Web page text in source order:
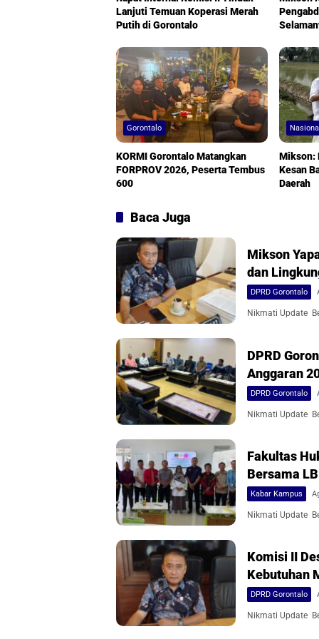
Lanjuti Temuan Koperasi Merah
Putih di Gorontalo
Gorontalo
KORMI Gorontalo Matangkan
FORPROV 2026, Peserta Tembus
600
Nasional
Mikson:
Kesan
Daerah
Baca Juga
Mikson
dan
DPRD Gorontalo
Nikmati Update
DPRD
Anggaran
DPRD Gorontalo
Nikmati Update
Fakultas
Bersama
Kabar Kampus
Nikmati Update
Komisi II
Kebutuhan
DPRD Gorontalo
Nikmati Update